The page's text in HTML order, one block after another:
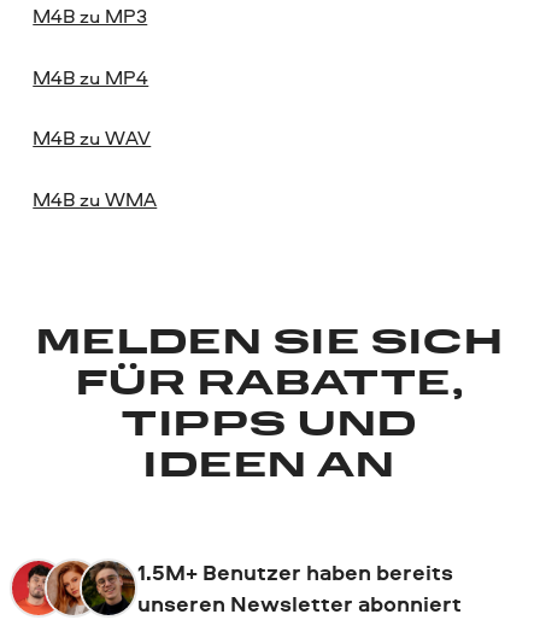
M4B zu MP3
M4B zu MP4
M4B zu WAV
M4B zu WMA
MELDEN SIE SICH
FÜR RABATTE,
TIPPS UND
IDEEN AN
1.5M+ Benutzer haben bereits
unseren Newsletter abonniert